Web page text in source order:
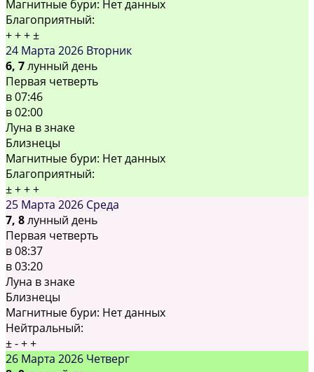
Магнитные бури: Нет данных
Благоприятный:
+++±
24 Марта 2026 Вторник
6, 7лунный день
Первая четверть
в07:46
в02:00
Луна в знаке
Близнецы
Магнитные бури: Нет данных
Благоприятный:
±+++
25 Марта 2026 Среда
7, 8лунный день
Первая четверть
в08:37
в03:20
Луна в знаке
Близнецы
Магнитные бури: Нет данных
Нейтральный:
±-++
26 Марта 2026 Четверг